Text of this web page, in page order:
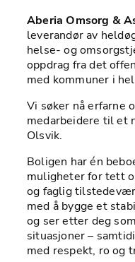
Aberia Omsorg &
leverandør av
helse- og
oppdrag fra det
med kommuner i
Vi søker nå erfarne
medarbeidere til et
Olsvik.
Boligen har én
muligheter for tett
og faglig
med å bygge et
og ser etter deg
situasjoner –
med respekt, ro og